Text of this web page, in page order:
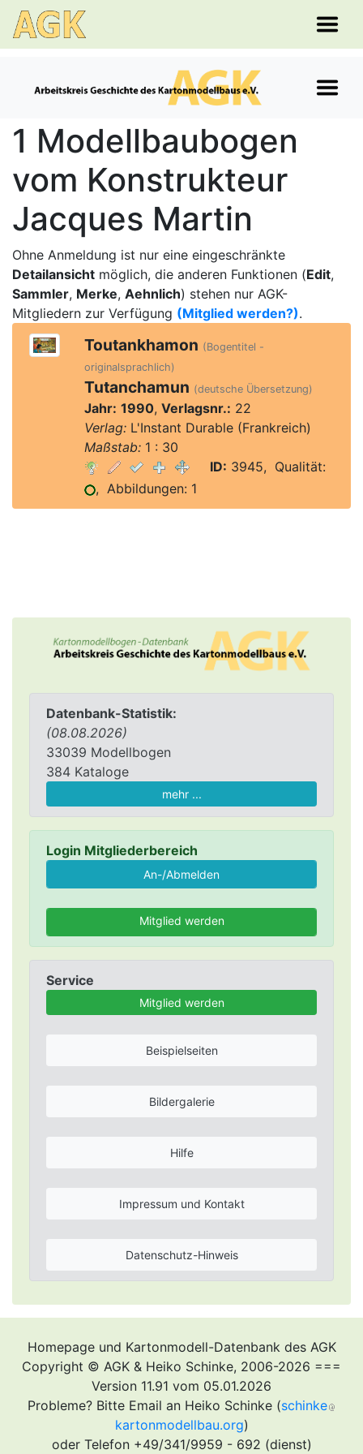
Datenbank-Statistik:
(08.08.2026)
33039 Modellbogen
384 Kataloge
mehr ...
Login Mitgliederbereich
Mitglied werden
Service
Mitglied werden
Beispielseiten
Bildergalerie
Hilfe
Impressum und Kontakt
Datenschutz-Hinweis
1 Modellbaubogen
vom Konstrukteur
Jacques Martin
Ohne Anmeldung ist nur eine eingeschränkte
Detailansicht möglich, die anderen Funktionen (Edit,
Sammler, Merke, Aehnlich) stehen nur AGK-
Mitgliedern zur Verfügung (Mitglied werden?).
Toutankhamon (Bogentitel -
originalsprachlich)
Tutanchamun (deutsche Übersetzung)
Jahr: 1990, Verlagsnr.: 22
Verlag:L'Instant Durable (Frankreich)
Maßstab:1 : 30
ID: 3945, Qualität:
, Abbildungen: 1
Homepage und Kartonmodell-Datenbank des AGK
Copyright © AGK & Heiko Schinke, 2006-2026 ===
Version 11.91 vom 05.01.2026
Probleme? Bitte Email an Heiko Schinke (schinke
kartonmodellbau.org)
oder Telefon +49/341/9959 - 692 (dienst)